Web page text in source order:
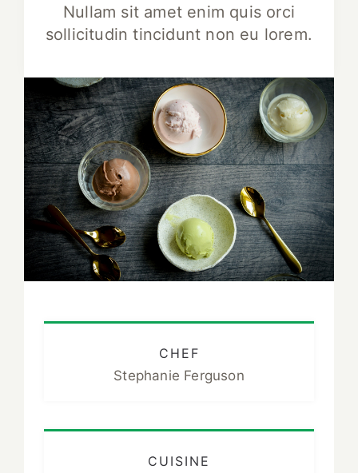
Nullam sit amet enim quis orci
sollicitudin tincidunt non eu lorem.
CHEF
Stephanie Ferguson
CUISINE